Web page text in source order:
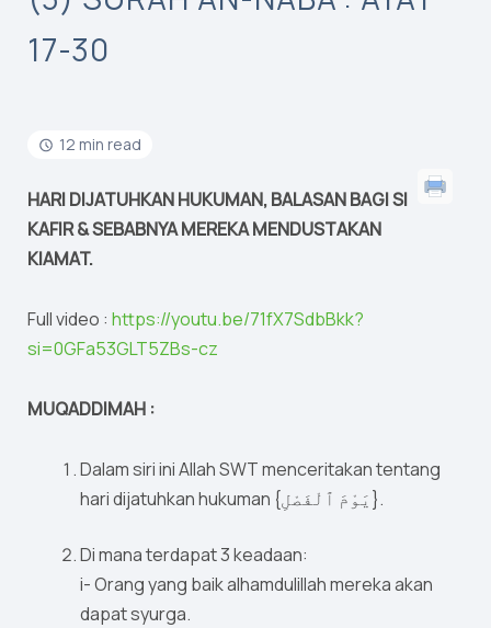
17-30
12 min read
HARI DIJATUHKAN HUKUMAN, BALASAN BAGI SI
KAFIR & SEBABNYA MEREKA MENDUSTAKAN
KIAMAT.
Full video : https://youtu.be/71fX7SdbBkk?
si=0GFa53GLT5ZBs-cz
MUQADDIMAH :
Dalam siri ini Allah SWT menceritakan tentang
hari dijatuhkan hukuman {يَوْمَ ٱلْفَصْلِ}.
Di mana terdapat 3 keadaan:
i- Orang yang baik alhamdulillah mereka akan
dapat syurga.